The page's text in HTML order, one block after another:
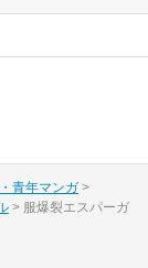
青年マンガ
服爆裂エスパーガ